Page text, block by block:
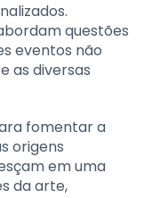
questões
eventos não
as diversas
fomentar a
origens
em uma
da arte,